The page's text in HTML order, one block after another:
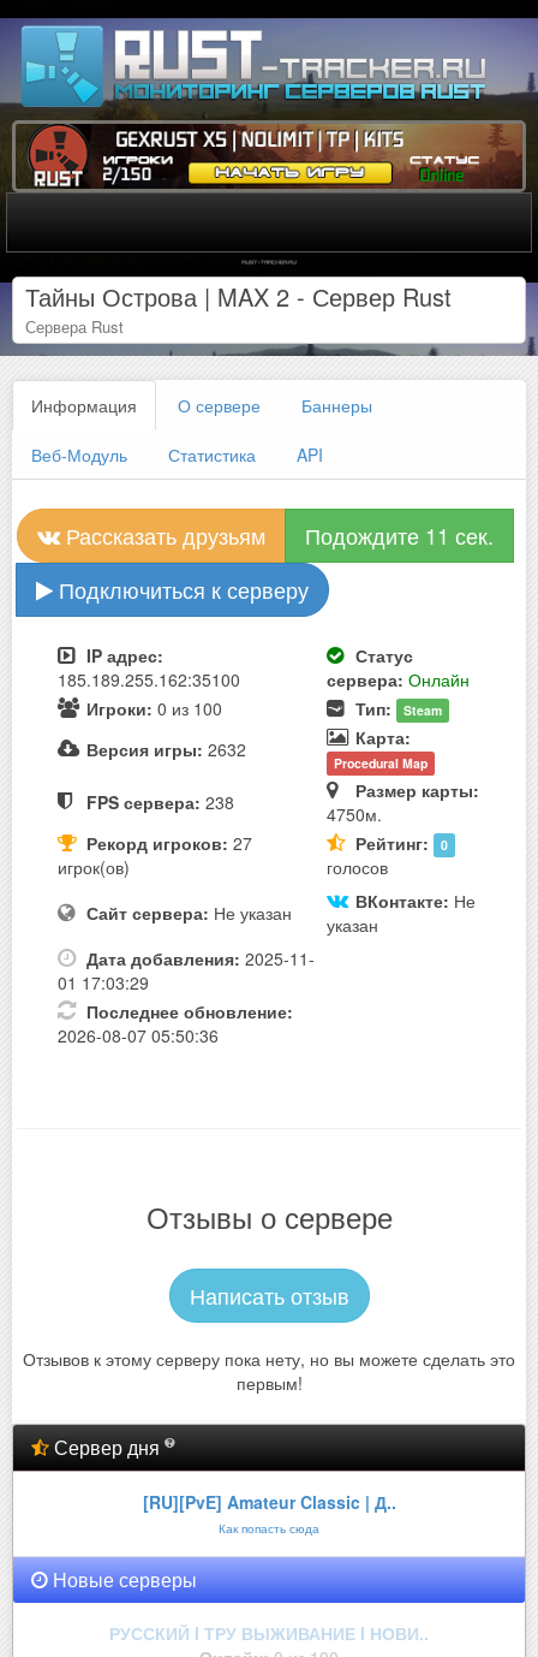
Тайны Острова | MAX 2 - Сервер Rust
Сервера Rust
Информация О сервере Баннеры
Веб-Модуль Статистика API
Рассказать друзьям
Подождите 11 сек.
Подключиться к серверу
IP адрес:
185.189.255.162:35100
Статус
сервера: Онлайн
Игроки: 0 из 100 Тип: Steam
Версия игры: 2632 Карта:
Procedural Map
FPS сервера: 238
Размер карты:
4750м.
Рекорд игроков: 27
игрок(ов)
Рейтинг: 0
голосов
Сайт сервера: Не указан ВКонтакте: Не
указан
Дата добавления: 2025-11-
01 17:03:29
Последнее обновление:
2026-08-07 05:50:36
Отзывы о сервере
Написать отзыв
Отзывов к этому серверу пока нету, но вы можете сделать это
первым!
Сервер дня
[RU][PvE] Amateur Classic | Д..
Как попасть сюда
Новые серверы
РУССКИЙ l ТРУ ВЫЖИВАНИЕ l НОВИ..